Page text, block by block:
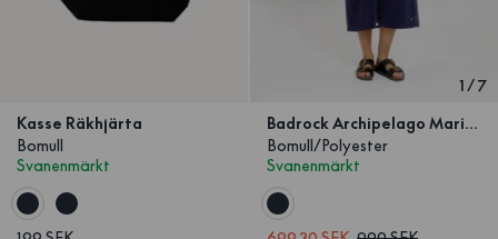
Kasse Räkhjärta
Bomull
Svanenmärkt
1/7
Badrock Archipelago Marinblå Lång
Bomull/Polyester
Svanenmärkt